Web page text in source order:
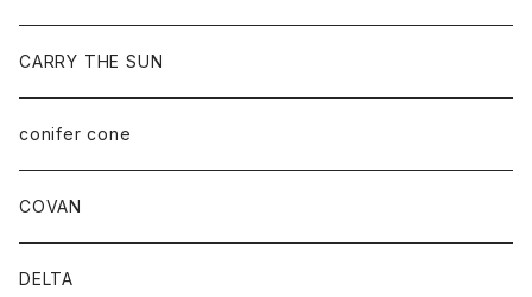
CARRY THE SUN
conifer cone
COVAN
DELTA